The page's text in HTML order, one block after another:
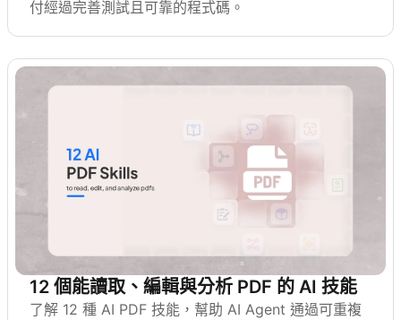
付經過完善測試且可靠的程式碼。
12 個能讀取、編輯與分析 PDF 的 AI 技能
了解 12 種 AI PDF 技能，幫助 AI Agent 通過可重複